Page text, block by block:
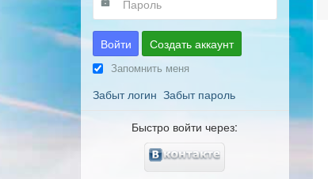
Войти Создать аккаунт
Запомнить меня
Забыт логин Забыт пароль
Быстро войти через: